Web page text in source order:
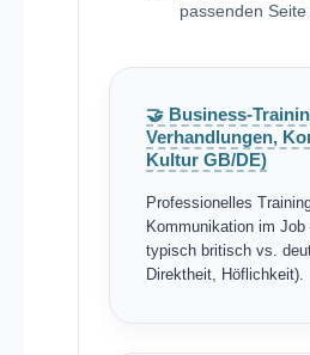
passenden Seite
🤝 Business-
Verhandlungen,
Kultur GB/DE)
Professionelles
Kommunikation im
typisch britisch vs.
Direktheit, Höflichkeit).